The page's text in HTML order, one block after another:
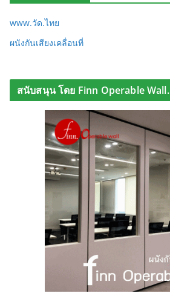
www.วัด.ไทย
ผนังกันเสียงเคลื่อนที่
สนับสนุน โดย Finn Operable Wall.